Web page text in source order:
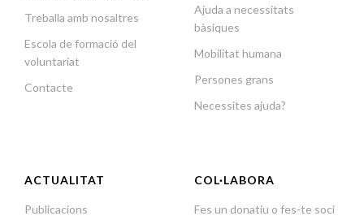
Treballa amb nosaltres
Escola de formació del
voluntariat
Contacte
Ajuda a necessitats
bàsiques
Mobilitat humana
Persones grans
Necessites ajuda?
ACTUALITAT
Publicacions
COL·LABORA
Fes un donatiu o fes-te soci